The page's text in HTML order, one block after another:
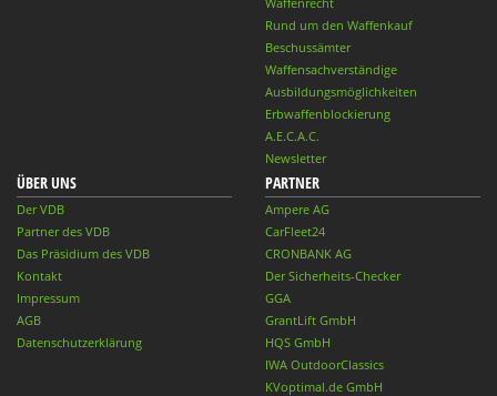
Rund um den Waffenkauf
Beschussämter
Waffensachverständige
Ausbildungsmöglichkeiten
Erbwaffenblockierung
A.E.C.A.C.
Newsletter
ÜBER UNS
Der VDB
Partner des VDB
Das Präsidium des VDB
Kontakt
Impressum
AGB
Datenschutzerklärung
PARTNER
Ampere AG
CarFleet24
CRONBANK AG
Der Sicherheits-Checker
GGA
GrantLift GmbH
HQS GmbH
IWA OutdoorClassics
KVoptimal.de GmbH